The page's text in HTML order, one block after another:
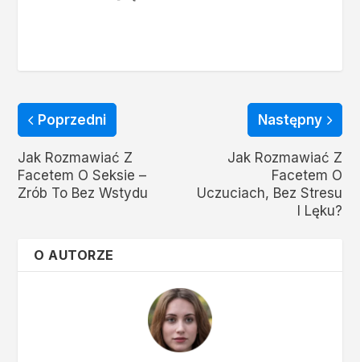
Poprzedni
Jak Rozmawiać Z
Facetem O Seksie –
Zrób To Bez Wstydu
Następny
Jak Rozmawiać Z
Facetem O
Uczuciach, Bez Stresu
I Lęku?
O AUTORZE